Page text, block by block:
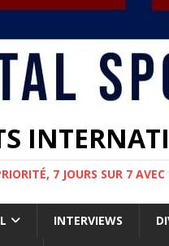
7 JOURS SUR 7
INTERVIEWS